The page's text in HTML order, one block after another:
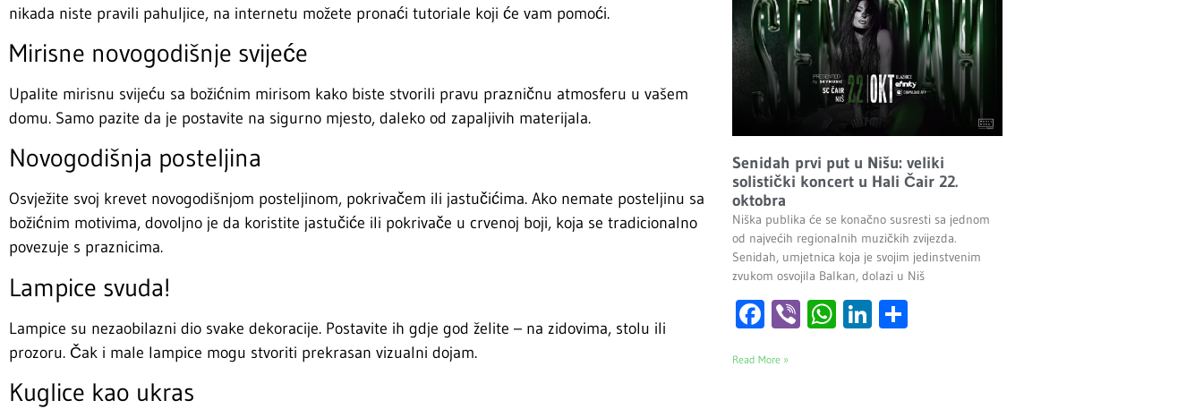
nikada niste pravili pahuljice, na internetu možete pronaći tutoriale koji će vam pomoći.
Mirisne novogodišnje svijeće
Upalite mirisnu svijeću sa božićnim mirisom kako biste stvorili pravu prazničnu atmosferu u vašem
domu. Samo pazite da je postavite na sigurno mjesto, daleko od zapaljivih materijala.
Novogodišnja posteljina
Osvježite svoj krevet novogodišnjom posteljinom, pokrivačem ili jastučićima. Ako nemate posteljinu sa
božićnim motivima, dovoljno je da koristite jastučiće ili pokrivače u crvenoj boji, koja se tradicionalno
povezuje s praznicima.
Lampice svuda!
Lampice su nezaobilazni dio svake dekoracije. Postavite ih gdje god želite – na zidovima, stolu ili
prozoru. Čak i male lampice mogu stvoriti prekrasan vizualni dojam.
Kuglice kao ukras
Senidah prvi put u Nišu: veliki
solistički koncert u Hali Čair 22.
oktobra
Niška publika će se konačno susresti sa jednom
od najvećih regionalnih muzičkih zvijezda.
Senidah, umjetnica koja je svojim jedinstvenim
zvukom osvojila Balkan, dolazi u Niš
Facebook
ViberWhatsApp
LinkedIn
Read More »